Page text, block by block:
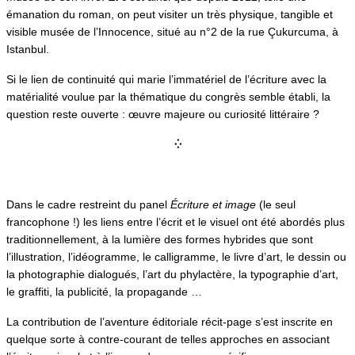
émanation du roman, on peut visiter un très physique, tangible et
visible musée de l’Innocence, situé au n°2 de la rue Çukurcuma, à
Istanbul.
Si le lien de continuité qui marie l’immatériel de l’écriture avec la
matérialité voulue par la thématique du congrès semble établi, la
question reste ouverte : œuvre majeure ou curiosité littéraire ?
⁛
Dans le cadre restreint du panel Écriture et image (le seul
francophone !) les liens entre l’écrit et le visuel ont été abordés plus
traditionnellement, à la lumière des formes hybrides que sont
l’illustration, l’idéogramme, le calligramme, le livre d’art, le dessin ou
la photographie dialogués, l’art du phylactère, la typographie d’art,
le graffiti, la publicité, la propagande …
La contribution de l’aventure éditoriale récit-page s’est inscrite en
quelque sorte à contre-courant de telles approches en associant